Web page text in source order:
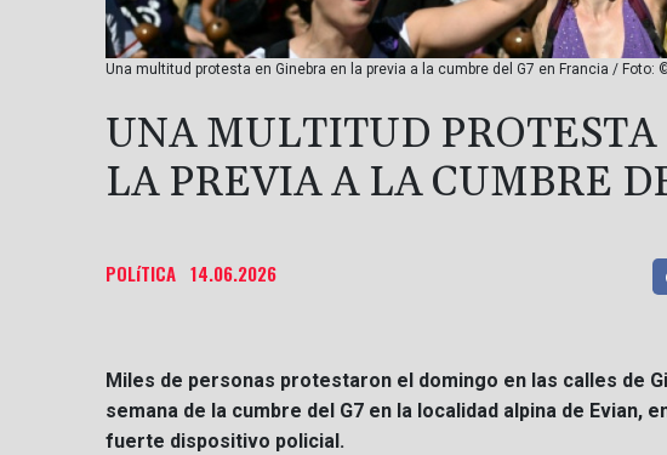
Una multitud protesta en Ginebra en la previa a la cumbre del G7 en Francia / Foto:
UNA MULTITUD
LA PREVIA A LA CUMBRE
POLíTICA 14.06.2026
Miles de personas protestaron el domingo en las calles de
semana de la cumbre del G7 en la localidad alpina de Evian,
fuerte dispositivo policial.